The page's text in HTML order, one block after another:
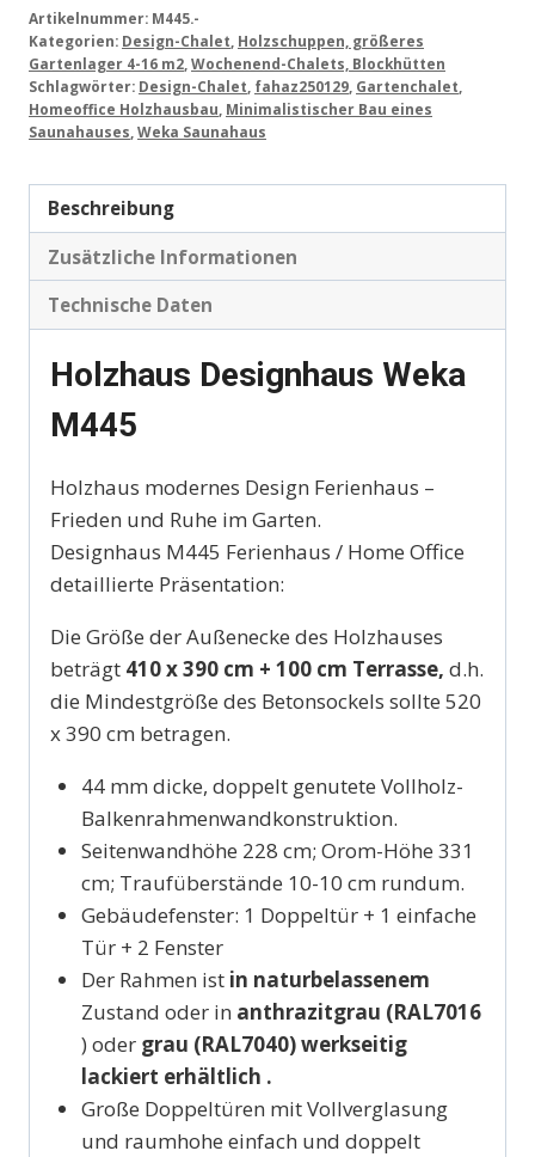
Artikelnummer: M445.-
Kategorien: Design-Chalet Holzschuppen, größeres
Gartenlager 4-16 m2 Wochenend-Chalets, Blockhütten
Schlagwörter: Design-Chalet fahaz250129 Gartenchalet
Homeoffice Holzhausbau Minimalistischer Bau eines
Saunahauses Weka Saunahaus
Beschreibung
Zusätzliche Informationen
Technische Daten
Holzhaus Designhaus Weka
M445
Holzhaus modernes Design Ferienhaus –
Frieden und Ruhe im Garten.
Designhaus M445 Ferienhaus / Home Office
detaillierte Präsentation:
Die Größe der Außenecke des Holzhauses
beträgt 410 x 390 cm + 100 cm Terrasse, d.h.
die Mindestgröße des Betonsockels sollte 520
x 390 cm betragen.
44 mm dicke, doppelt genutete Vollholz-
Balkenrahmenwandkonstruktion.
Seitenwandhöhe 228 cm; Orom-Höhe 331
cm; Traufüberstände 10-10 cm rundum.
Gebäudefenster: 1 Doppeltür + 1 einfache
Tür + 2 Fenster
Der Rahmen ist in naturbelassenem
Zustand oder in anthrazitgrau (RAL7016
) odergrau (RAL7040) werkseitig
lackiert erhältlich .
Große Doppeltüren mit Vollverglasung
und raumhohe einfach und doppelt